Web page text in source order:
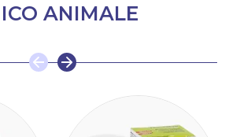
ANIMALE